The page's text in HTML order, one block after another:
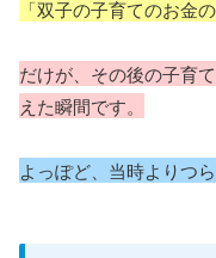
「双子の子育てのお金の
だけが、その後の子育
えた瞬間です。
よっぽど、当時よりつ